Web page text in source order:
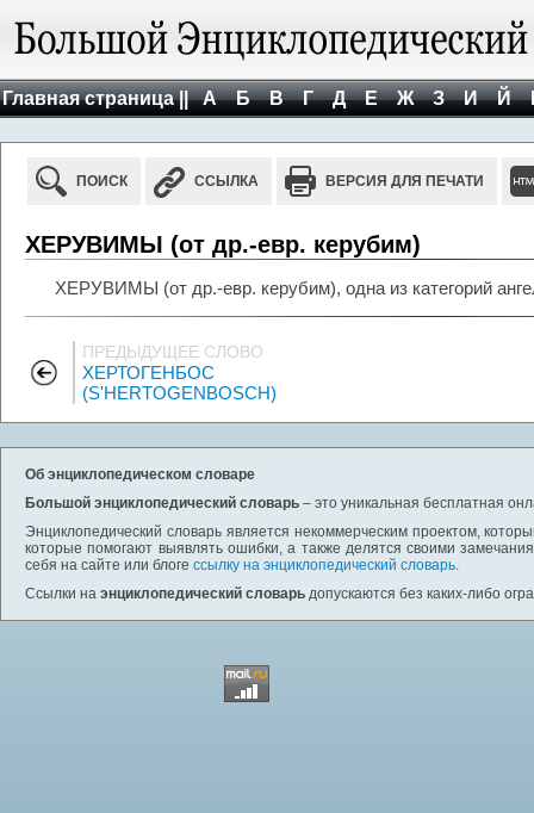
Главная страница || А Б В Г Д Е Ж З И Й
ПОИСК ССЫЛКА ВЕРСИЯ ДЛЯ ПЕЧАТИ
ХЕРУВИМЫ (от др.-евр. керубим)
ХЕРУВИМЫ (от др.-евр. керубим), одна из категорий
ПРЕДЫДУЩЕЕ СЛОВО
ХЕРТОГЕНБОС
(S'HERTOGENBOSCH)
Об энциклопедическом словаре
Большой энциклопедический словарь – это уникальная бесплатная
Энциклопедический словарь является некоммерческим проектом,
которые помогают выявлять ошибки, а также делятся своими
себя на сайте или блоге ссылку на энциклопедический словарь.
Ссылки на энциклопедический словарь допускаются без каких-либо